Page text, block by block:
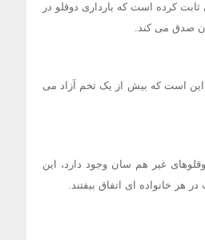
کرده است که بارداری دوقلو در
این است که بیش از یک تخم آزاد می
غیر هم سان وجود دارد، این
خانواده ای اتفاق بیفتند.